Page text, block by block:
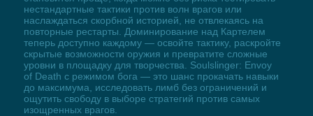
нестандартные тактики против волн врагов или
наслаждаться скорбной историей, не отвлекаясь на
повторные рестарты. Доминирование над Картелем
теперь доступно каждому — освойте тактику, раскройте
скрытые возможности оружия и превратите сложные
уровни в площадку для творчества. Soulslinger: Envoy
of Death с режимом бога — это шанс прокачать навыки
до максимума, исследовать лимб без ограничений и
ощутить свободу в выборе стратегий против самых
изощренных врагов.